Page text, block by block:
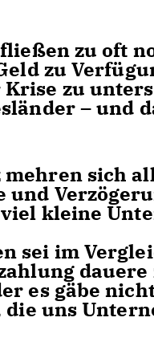
zu oft
zu
zu
– und
sich
kleine
sei im
es gäbe
die uns